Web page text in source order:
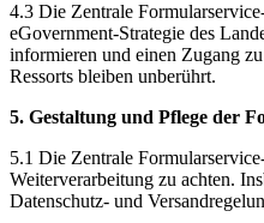
4.3 Die Zentrale
eGovernment-Strategie des
informieren und einen Zugang
Ressorts bleiben unberührt.
5. Gestaltung und Pflege der
5.1 Die Zentrale
Weiterverarbeitung zu achten.
Datenschutz- und